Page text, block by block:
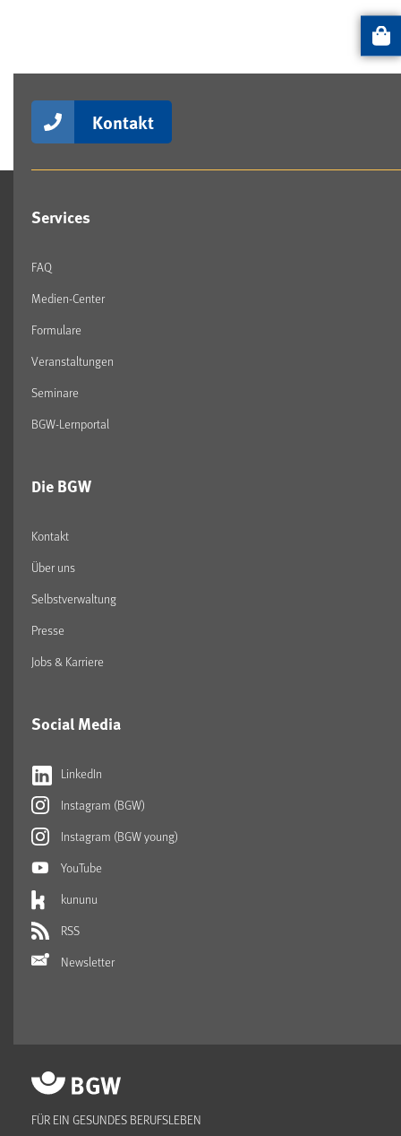
Kontakt
Services
FAQ
Medien-Center
Formulare
Veranstaltungen
Seminare
BGW-Lernportal
Die BGW
Kontakt
Über uns
Selbstverwaltung
Presse
Jobs & Karriere
Social Media
LinkedIn
Instagram (BGW)
Instagram (BGW young)
YouTube
kununu
RSS
Newsletter
FÜR EIN GESUNDES BERUFSLEBEN
Artikel